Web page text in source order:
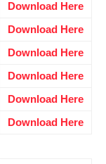
Download Here
Download Here
Download Here
Download Here
Download Here
Download Here